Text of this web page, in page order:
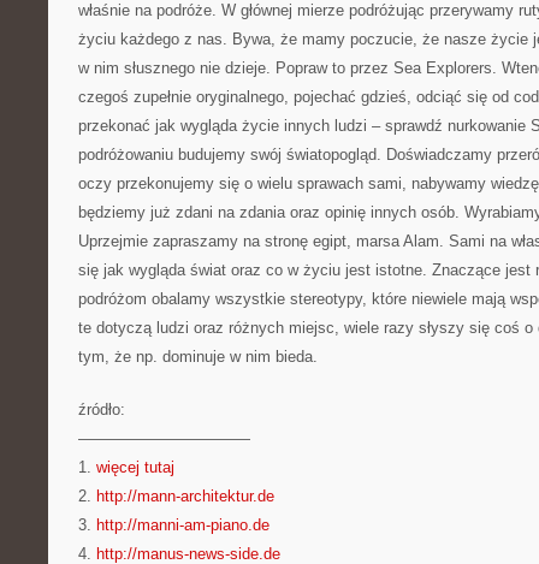
właśnie na podróże. W głównej mierze podróżując przerywamy
życiu każdego z nas. Bywa, że mamy poczucie, że nasze życie
w nim słusznego nie dzieje. Popraw to przez Sea Explorers.
czegoś zupełnie oryginalnego, pojechać gdzieś, odciąć się od
przekonać jak wygląda życie innych ludzi – sprawdź nurkowanie
podróżowaniu budujemy swój światopogląd. Doświadczamy
oczy przekonujemy się o wielu sprawach sami, nabywamy
będziemy już zdani na zdania oraz opinię innych osób.
Uprzejmie zapraszamy na stronę egipt, marsa Alam. Sami na
się jak wygląda świat oraz co w życiu jest istotne. Znaczące jest
podróżom obalamy wszystkie stereotypy, które niewiele mają
te dotyczą ludzi oraz różnych miejsc, wiele razy słyszy się coś o
tym, że np. dominuje w nim bieda.
źródło:
———————————
1. więcej tutaj
2. http://mann-architektur.de
3. http://manni-am-piano.de
4. http://manus-news-side.de